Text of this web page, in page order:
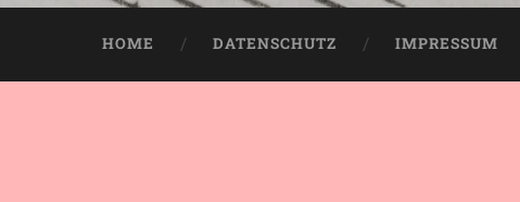
HOME DATENSCHUTZ IMPRESSUM